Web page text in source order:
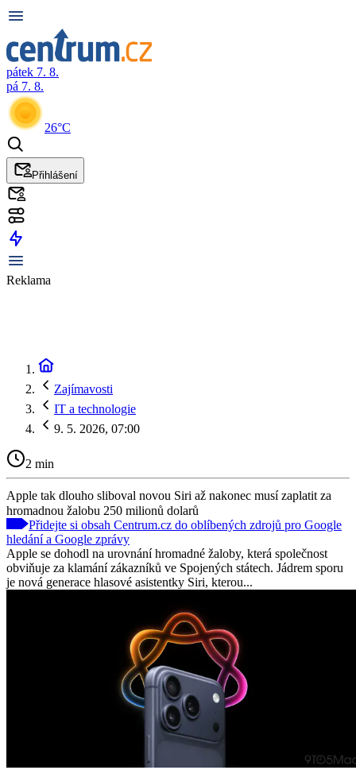
pátek 7. 8.
pá 7. 8.
26°C
Přihlášení
Reklama
Zajímavosti
IT a technologie
9. 5. 2026, 07:00
2 min
Apple tak dlouho sliboval novou Siri až nakonec musí zaplatit za
hromadnou žalobu 250 milionů dolarů
Přidejte si obsah Centrum.cz do oblíbených zdrojů pro Google
hledání a Google zprávy
Apple se dohodl na urovnání hromadné žaloby, která společnost
obviňuje za klamání zákazníků ve Spojených státech. Jádrem sporu
je nová generace hlasové asistentky Siri, kterou...